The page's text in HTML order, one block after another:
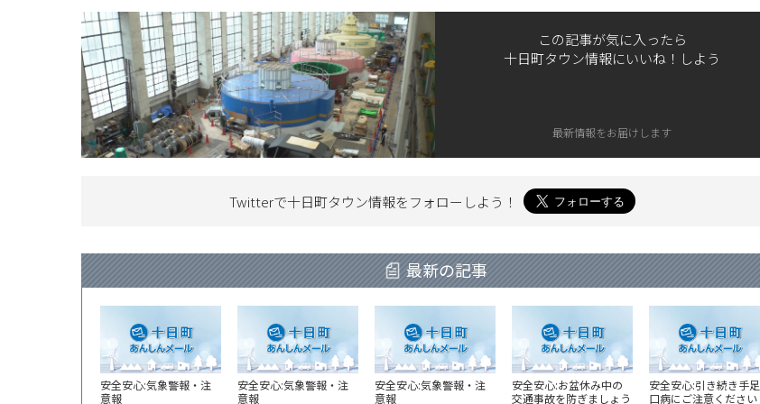
この記事が気に入ったら
十日町タウン情報にいいね！しよう
最新情報をお届けします
Twitterで十日町タウン情報をフォローしよう！
最新の記事
安全安心:気象警報・注
意報
安全安心:気象警報・注
意報
安全安心:気象警報・注
意報
安全安心:お盆休み中の
交通事故を防ぎましょう
安全安心:引き続き手足
口病にご注意ください